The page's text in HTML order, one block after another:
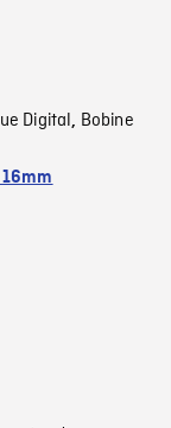
Digital, Bobine